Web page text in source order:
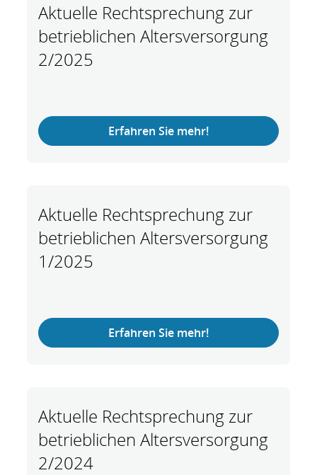
Aktuelle Rechtsprechung zur
betrieblichen Altersversorgung
2/2025
Erfahren Sie mehr!
Aktuelle Rechtsprechung zur
betrieblichen Altersversorgung
1/2025
Erfahren Sie mehr!
Aktuelle Rechtsprechung zur
betrieblichen Altersversorgung
2/2024